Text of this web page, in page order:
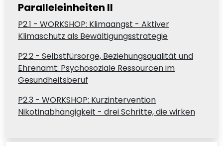
Paralleleinheiten II
P2.1 - WORKSHOP: Klimaangst - Aktiver
Klimaschutz als Bewältigungsstrategie
P2.2 - Selbstfürsorge, Beziehungsqualität und
Ehrenamt: Psychosoziale Ressourcen im
Gesundheitsberuf
P2.3 - WORKSHOP: Kurzintervention
Nikotinabhängigkeit - drei Schritte, die wirken